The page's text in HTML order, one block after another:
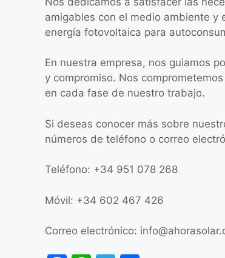
amigables con el medio ambiente y
energía fotovoltaica para
En nuestra empresa, nos guiamos
y compromiso. Nos
en cada fase de nuestro trabajo.
Si deseas conocer más sobre
números de teléfono o correo
Teléfono: +34 951 078 268
Móvil: +34 602 467 426
Correo electrónico: